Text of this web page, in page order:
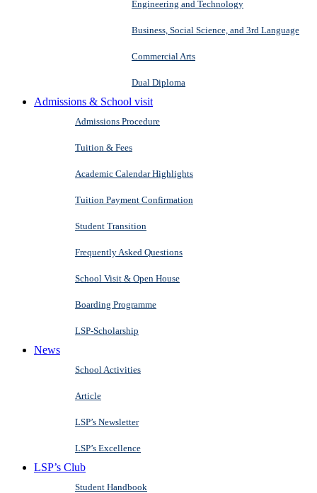
Engineering and Technology
Business, Social Science, and 3rd Language
Commercial Arts
Dual Diploma
Admissions & School visit
Admissions Procedure
Tuition & Fees
Academic Calendar Highlights
Tuition Payment Confirmation
Student Transition
Frequently Asked Questions
School Visit & Open House
Boarding Programme
LSP-Scholarship
News
School Activities
Article
LSP’s Newsletter
LSP’s Excellence
LSP’s Club
Student Handbook